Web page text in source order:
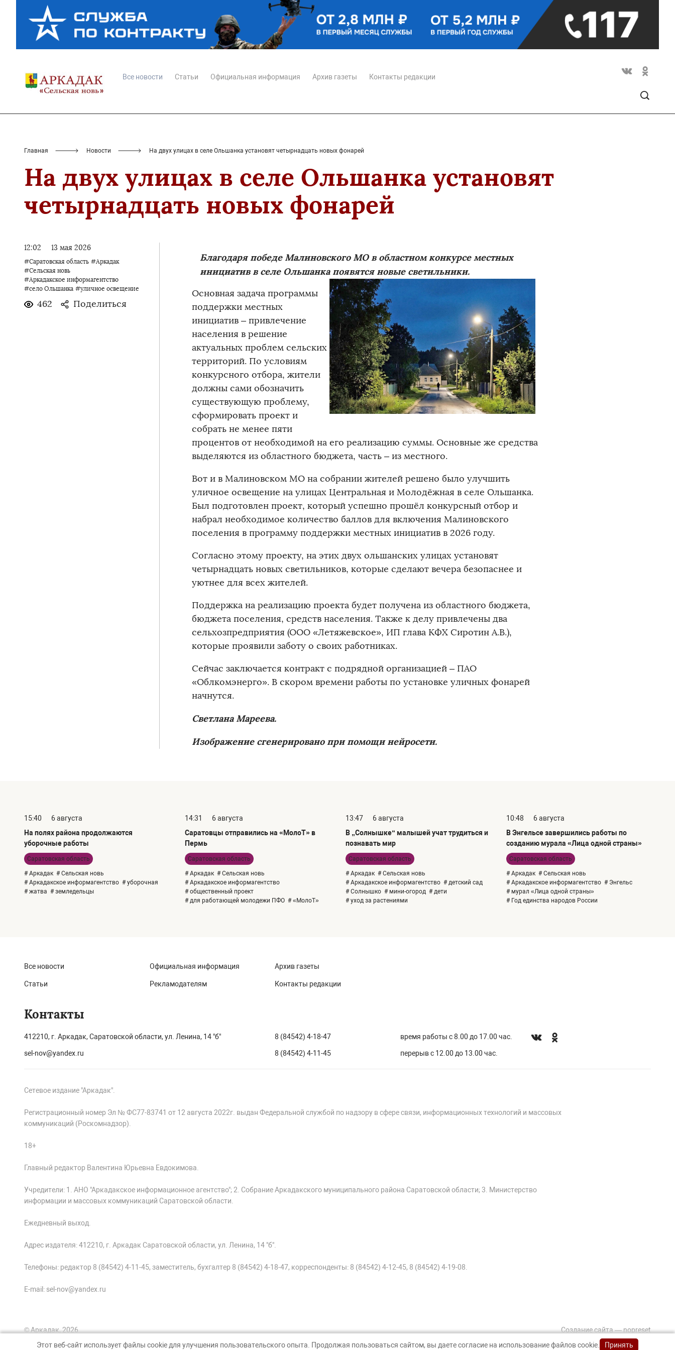
Все новости Статьи Официальная информация Архив газеты Контакты редакции
Главная Новости На двух улицах в селе Ольшанка установят четырнадцать новых фонарей
На двух улицах в селе Ольшанка установят
четырнадцать новых фонарей
12:02 13 мая 2026
#Саратовская область #Аркадак
#Сельская новь
#Аркадакское информагентство
#село Ольшанка #уличное освещение
462 Поделиться
Благодаря победе Малиновского МО в областном конкурсе местных
инициатив в селе Ольшанка появятся новые светильники.
Основная задача программы
поддержки местных
инициатив – привлечение
населения в решение
актуальных проблем сельских
территорий. По условиям
конкурсного отбора, жители
должны сами обозначить
существующую проблему,
сформировать проект и
собрать не менее пяти
процентов от необходимой на его реализацию суммы. Основные же средства
выделяются из областного бюджета, часть – из местного.
Вот и в Малиновском МО на собрании жителей решено было улучшить
уличное освещение на улицах Центральная и Молодёжная в селе Ольшанка.
Был подготовлен проект, который успешно прошёл конкурсный отбор и
набрал необходимое количество баллов для включения Малиновского
поселения в программу поддержки местных инициатив в 2026 году.
Согласно этому проекту, на этих двух ольшанских улицах установят
четырнадцать новых светильников, которые сделают вечера безопаснее и
уютнее для всех жителей.
Поддержка на реализацию проекта будет получена из областного бюджета,
бюджета поселения, средств населения. Также к делу привлечены два
сельхозпредприятия (ООО «Летяжевское», ИП глава КФХ Сиротин А.В.),
которые проявили заботу о своих работниках.
Сейчас заключается контракт с подрядной организацией – ПАО
«Облкомэнерго». В скором времени работы по установке уличных фонарей
начнутся.
Светлана Мареева.
Изображение сгенерировано при помощи нейросети.
15:40
6 августа
На полях района продолжаются
уборочные работы
Саратовская область
# Аркадак # Сельская новь
# Аркадакское информагентство # уборочная
# жатва # земледельцы
14:31
6 августа
Саратовцы отправились на «МолоТ» в
Пермь
Саратовская область
# Аркадак # Сельская новь
# Аркадакское информагентство
# общественный проект
# для работающей молодежи ПФО # «МолоТ»
13:47
6 августа
В „Солнышке“ малышей учат трудиться и
познавать мир
Саратовская область
# Аркадак # Сельская новь
# Аркадакское информагентство # детский сад
# Солнышко # мини-огород # дети
# уход за растениями
10:48
6 августа
В Энгельсе завершились работы по
созданию мурала «Лица одной страны»
Саратовская область
# Аркадак # Сельская новь
# Аркадакское информагентство # Энгельс
# мурал «Лица одной страны»
# Год единства народов России
Все новости
Статьи
Официальная информация
Рекламодателям
Архив газеты
Контакты редакции
Контакты
412210, г. Аркадак, Саратовской области, ул. Ленина, 14 "б"
sel-nov@yandex.ru
8 (84542) 4-18-47
8 (84542) 4-11-45
время работы с 8.00 до 17.00 час.
перерыв с 12.00 до 13.00 час.
Сетевое издание "Аркадак".
Регистрационный номер Эл № ФС77-83741 от 12 августа 2022г. выдан Федеральной службой по надзору в сфере связи, информационных технологий и массовых
коммуникаций (Роскомнадзор).
18+
Главный редактор Валентина Юрьевна Евдокимова.
Учредители: 1. АНО "Аркадакское информационное агентство"; 2. Собрание Аркадакского муниципального района Саратовской области; 3. Министерство
информации и массовых коммуникаций Саратовской области.
Ежедневный выход.
Адрес издателя: 412210, г. Аркадак Саратовской области, ул. Ленина, 14 "б".
Телефоны: редактор 8 (84542) 4-11-45, заместитель, бухгалтер 8 (84542) 4-18-47, корреспонденты: 8 (84542) 4-12-45, 8 (84542) 4-19-08.
E-mail: sel-nov@yandex.ru
© Аркадак, 2026
Создание сайта — nopreset
Этот веб-сайт использует файлы cookie для улучшения пользовательского опыта. Продолжая пользоваться сайтом, вы даете согласие на использование файлов cookie.
Принять